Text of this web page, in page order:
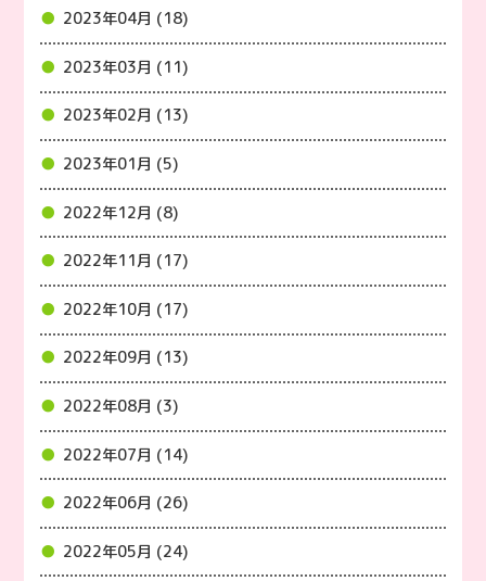
2023年04月 (18)
2023年03月 (11)
2023年02月 (13)
2023年01月 (5)
2022年12月 (8)
2022年11月 (17)
2022年10月 (17)
2022年09月 (13)
2022年08月 (3)
2022年07月 (14)
2022年06月 (26)
2022年05月 (24)